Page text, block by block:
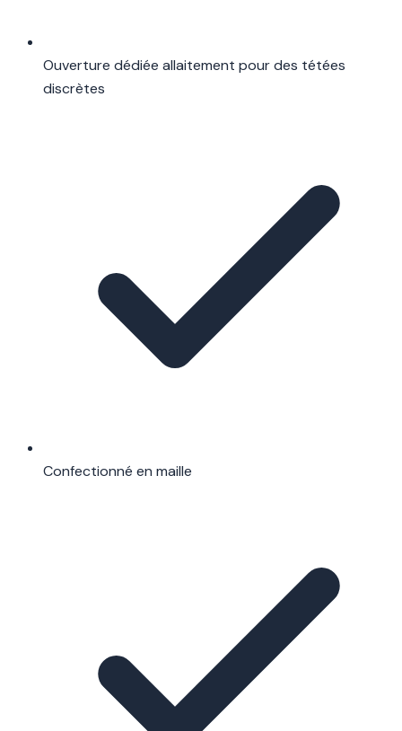
Ouverture dédiée allaitement pour des tétées
discrètes
Confectionné en maille